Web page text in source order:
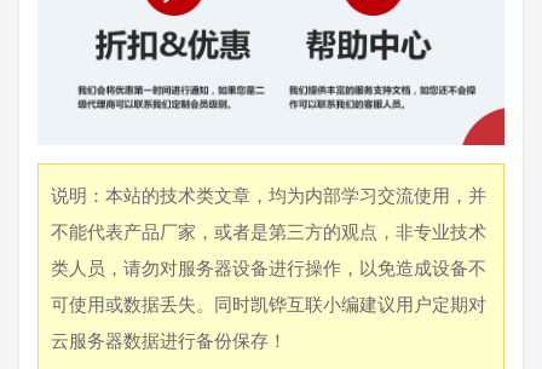
说明：本站的技术类文章，均为内部学习交流使用，并
不能代表产品厂家，或者是第三方的观点，非专业技术
类人员，请勿对服务器设备进行操作，以免造成设备不
可使用或数据丢失。同时凯铧互联小编建议用户定期对
云服务器数据进行备份保存！